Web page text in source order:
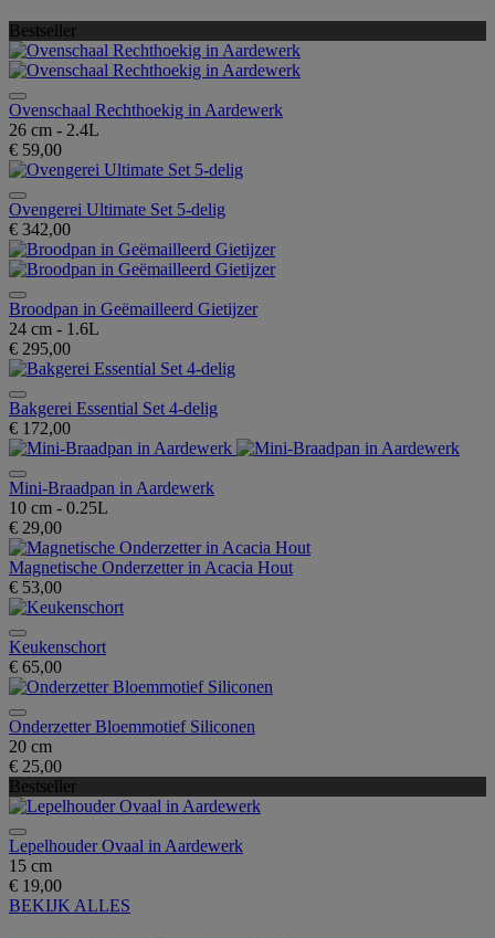
Bestseller
Ovenschaal Rechthoekig in Aardewerk
26 cm - 2.4L
€ 59,00
Ovengerei Ultimate Set 5-delig
€ 342,00
Broodpan in Geëmailleerd Gietijzer
24 cm - 1.6L
€ 295,00
Bakgerei Essential Set 4-delig
€ 172,00
Mini-Braadpan in Aardewerk
10 cm - 0.25L
€ 29,00
Magnetische Onderzetter in Acacia Hout
€ 53,00
Keukenschort
€ 65,00
Onderzetter Bloemmotief Siliconen
20 cm
€ 25,00
Bestseller
Lepelhouder Ovaal in Aardewerk
15 cm
€ 19,00
BEKIJK ALLES